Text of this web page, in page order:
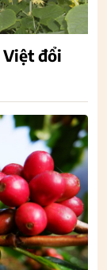
Việt đổi